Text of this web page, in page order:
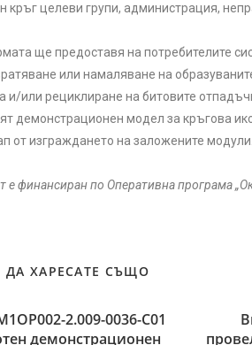
кръг целеви групи, администрация,
ще предоставя на потребителите
или намаляване на
и/или рециклиране на битовите
демонстрационен модел за кръгова
от изграждането на заложените модули.
е финансиран по Оперативна програма
ХАРЕСАТЕ СЪЩО
2.009-0036-C01
демонстрационен